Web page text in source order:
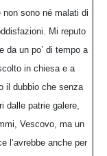
sono né malati di
Mi reputo
da un po’ di tempo a
in chiesa e a
il dubbio che senza
dalle patrie galere,
Vescovo, ma un
l’avrebbe anche per